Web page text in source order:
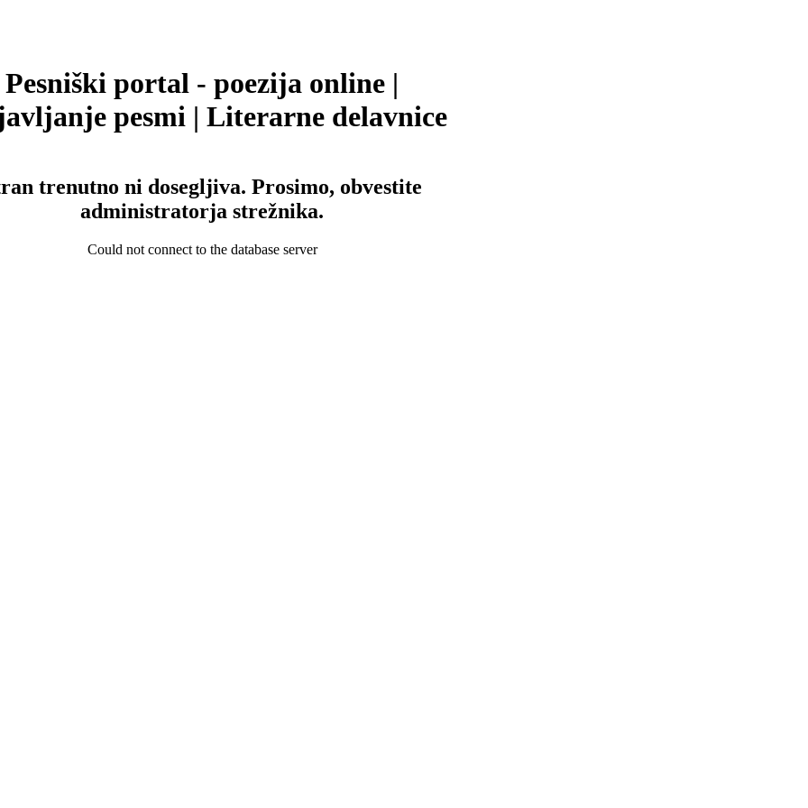
Pesniški portal - poezija online |
pesmi | Literarne delavnice
trenutno ni dosegljiva. Prosimo, obvestite
administratorja strežnika.
Could not connect to the database server